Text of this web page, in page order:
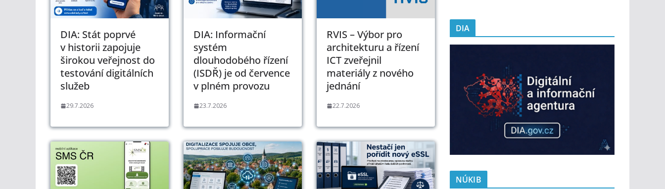
DIA: Stát poprvé
v historii zapojuje
širokou veřejnost do
testování digitálních
služeb
29.7.2026
DIA: Informační
systém
dlouhodobého řízení
(ISDŘ) je od července
v plném provozu
23.7.2026
RVIS – Výbor pro
architekturu a řízení
ICT zveřejnil
materiály z nového
jednání
22.7.2026
DIA
NÚKIB